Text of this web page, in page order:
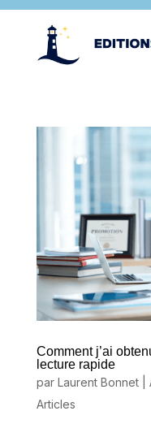
Comment j’ai
lecture rapide
par Laurent Bonnet|
Articles